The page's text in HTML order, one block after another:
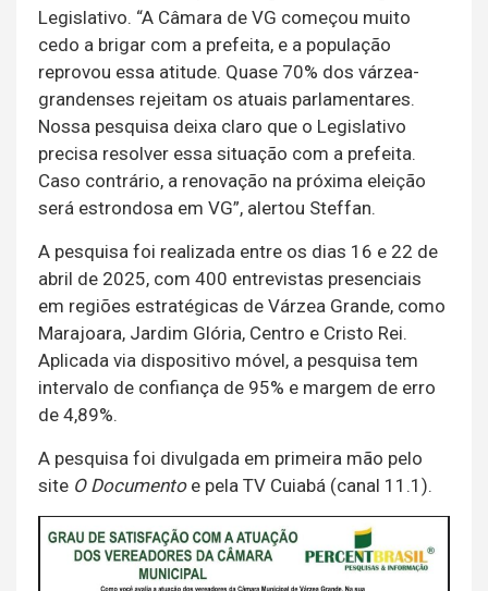
Legislativo. “A Câmara de VG começou muito
cedo a brigar com a prefeita, e a população
reprovou essa atitude. Quase 70% dos várzea-
grandenses rejeitam os atuais parlamentares.
Nossa pesquisa deixa claro que o Legislativo
precisa resolver essa situação com a prefeita.
Caso contrário, a renovação na próxima eleição
será estrondosa em VG”, alertou Steffan.
A pesquisa foi realizada entre os dias 16 e 22 de
abril de 2025, com 400 entrevistas presenciais
em regiões estratégicas de Várzea Grande, como
Marajoara, Jardim Glória, Centro e Cristo Rei.
Aplicada via dispositivo móvel, a pesquisa tem
intervalo de confiança de 95% e margem de erro
de 4,89%.
A pesquisa foi divulgada em primeira mão pelo
site O Documentoe pela TV Cuiabá (canal 11.1).